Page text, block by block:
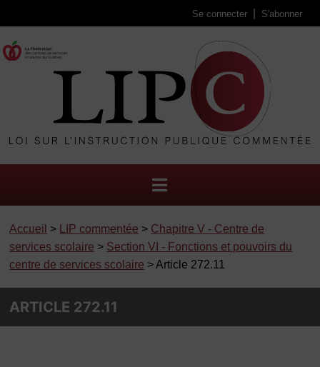
Se connecter S'abonner
Accueil > LIP commentée > Chapitre V - Centre de
services scolaire > Section VI - Fonctions et pouvoirs du
centre de services scolaire > Article 272.11
ARTICLE 272.11